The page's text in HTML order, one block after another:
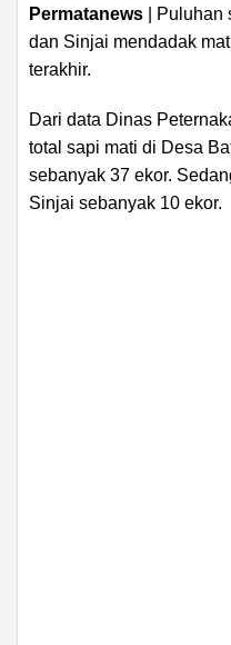
Permatanews | Puluhan
dan Sinjai mendadak
terakhir.
Dari data Dinas
total sapi mati di Desa
sebanyak 37 ekor.
Sinjai sebanyak 10 ekor.